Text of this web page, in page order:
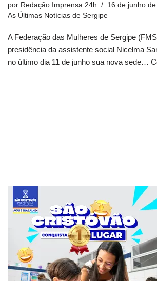
por Redação Imprensa 24h
16 de junho
As Últimas Notícias de Sergipe
A Federação das Mulheres de Sergipe
presidência da assistente social Nicelma
no último dia 11 de junho sua nova sede…